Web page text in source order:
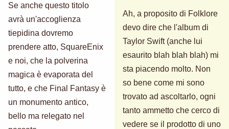
Se anche questo titolo
avrà un'accoglienza
tiepidina dovremo
prendere atto, SquareEnix
e noi, che la polverina
magica è evaporata del
tutto, e che Final Fantasy è
un monumento antico,
bello ma relegato nel
Ah, a proposito di Folklore
devo dire che l'album di
Taylor Swift (anche lui
esaurito blah blah blah) mi
sta piacendo molto. Non
so bene come mi sono
trovato ad ascoltarlo, ogni
tanto ammetto che cerco di
vedere se il prodotto di uno